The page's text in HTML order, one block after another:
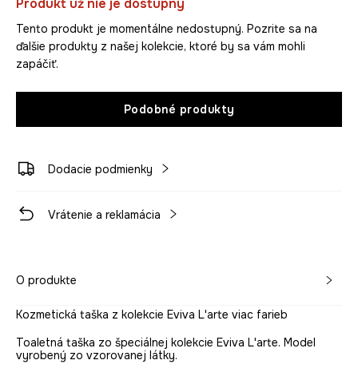
Produkt už nie je dostupný
Tento produkt je momentálne nedostupný. Pozrite sa na
ďalšie produkty z našej kolekcie, ktoré by sa vám mohli
zapáčiť.
Podobné produkty
Dodacie podmienky
Vrátenie a reklamácia
O produkte
Kozmetická taška z kolekcie Eviva L'arte viac farieb
Toaletná taška zo špeciálnej kolekcie Eviva L'arte. Model
vyrobený zo vzorovanej látky.